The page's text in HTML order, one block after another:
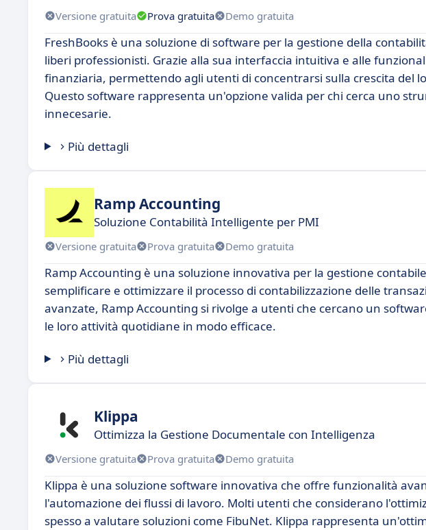
Versione gratuita Prova gratuita Demo gratuita
FreshBooks è una soluzione di software per la gestione della
liberi professionisti. Grazie alla sua interfaccia intuitiva e alle
finanziaria, permettendo agli utenti di concentrarsi sulla crescita del
Questo software rappresenta un'opzione valida per chi cerca uno
innecesarie.
Più dettagli
Ramp Accounting
Soluzione Contabilità Intelligente per PMI
Versione gratuita Prova gratuita Demo gratuita
Ramp Accounting è una soluzione innovativa per la gestione
semplificare e ottimizzare il processo di contabilizzazione delle
avanzate, Ramp Accounting si rivolge a utenti che cercano un
le loro attività quotidiane in modo efficace.
Più dettagli
Klippa
Ottimizza la Gestione Documentale con Intelligenza
Versione gratuita Prova gratuita Demo gratuita
Klippa è una soluzione software innovativa che offre funzionalità
l'automazione dei flussi di lavoro. Molti utenti che considerano
spesso a valutare soluzioni come FibuNet. Klippa rappresenta